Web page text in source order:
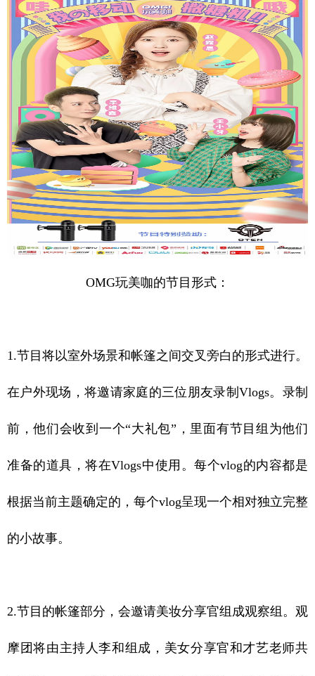
OMG玩美咖的节目形式：
1.节目将以室外场景和帐篷之间交叉旁白的形式进行。
在户外现场，将邀请家庭的三位朋友录制Vlogs。录制
前，他们会收到一个“大礼包”，里面有节目组为他们
准备的道具，将在Vlogs中使用。每个vlog的内容都是
根据当前主题确定的，每个vlog呈现一个相对独立完整
的小故事。
2.节目的帐篷部分，会邀请美妆分享官组成观察组。观
摩团将由主持人李和组成，美女分享官和才艺老师共